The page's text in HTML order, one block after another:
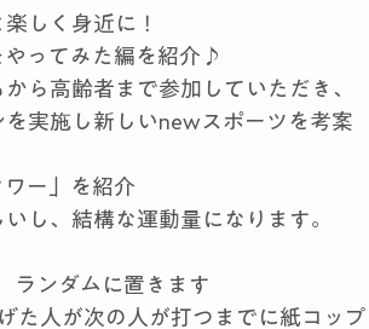
しく身近に！
やってみた編を紹介♪
ら高齢者まで参加していただき、
実施し新しいnewスポーツを考案
ー」を紹介
し、結構な運動量になります。
ランダムに置きます
た人が次の人が打つまでに紙コップ